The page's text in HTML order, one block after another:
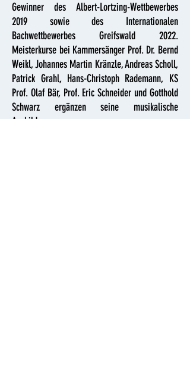
Gewinner des Albert-Lortzing-Wettbewerbes
2019 sowie des Internationalen
Bachwettbewerbes Greifswald 2022.
Meisterkurse bei Kammersänger Prof. Dr. Bernd
Weikl, Johannes Martin Kränzle, Andreas Scholl,
Patrick Grahl, Hans-Christoph Rademann, KS
Prof. Olaf Bär, Prof. Eric Schneider und Gotthold
Schwarz ergänzen seine musikalische
Ausbildung.